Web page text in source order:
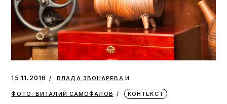
15.11.2016 ВЛАДА ЗВОНАРЕВА и
ФОТО: ВИТАЛИЙ САМОФАЛОВ КОНТЕКСТ